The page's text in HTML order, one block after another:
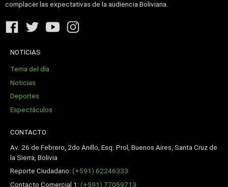
complacer las expectativas de la audiencia Boliviana.
NOTICIAS
Tema del día
Noticias
Deportes
Espectáculos
CONTACTO
Av. 26 de Febrero, 2do Anillo, Esq. Prol, Buenos Aires, Santa Cruz de
la Sierra, Bolivia
Reporte Ciudadano:(+591) 62246333
Contacto Comercial 1:(+591) 77059713